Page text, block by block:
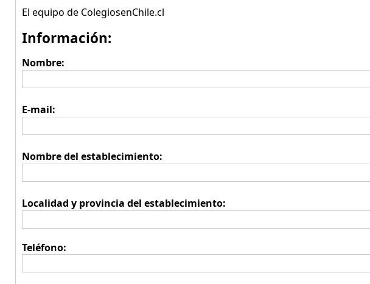
El equipo de ColegiosenChile.cl
Información:
Nombre:
E-mail:
Nombre del establecimiento:
Localidad y provincia del establecimiento:
Teléfono: